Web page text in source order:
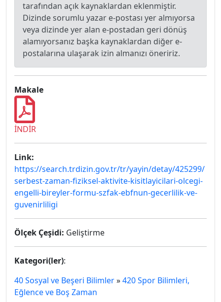
tarafından açık kaynaklardan eklenmiştir.
Dizinde sorumlu yazar e-postası yer almıyorsa
veya dizinde yer alan e-postadan geri dönüş
alamıyorsanız başka kaynaklardan diğer e-
postalarına ulaşarak izin almanızı öneririz.
Makale
İNDİR
Link:
https://search.trdizin.gov.tr/tr/yayin/detay/425299/
serbest-zaman-fiziksel-aktivite-kisitlayicilari-olcegi-
engelli-bireyler-formu-szfak-ebfnun-gecerlilik-ve-
guvenirliligi
Ölçek Çeşidi: Geliştirme
Kategori(ler):
40 Sosyal ve Beşeri Bilimler»420 Spor Bilimleri,
Eğlence ve Boş Zaman